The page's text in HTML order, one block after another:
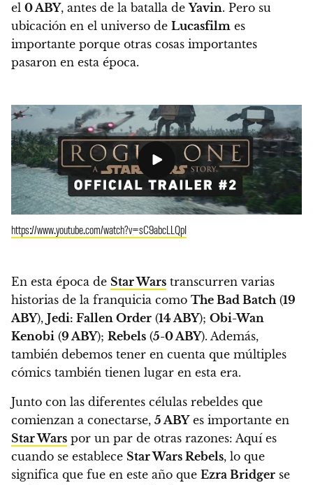
el 0 ABY, antes de la batalla deYavin. Pero su
ubicación en el universo de Lucasfilm es
importante porque otras cosas importantes
pasaron en esta época.
https://www.youtube.com/watch?v=sC9abcLLQpI
En esta época de Star Wars transcurren varias
historias de la franquicia como The Bad Batch(19
ABY), Jedi: Fallen Order (14 ABY); Obi-Wan
Kenobi (9 ABY); Rebels (5-0 ABY). Además,
también debemos tener en cuenta que múltiples
cómics también tienen lugar en esta era.
Junto con las diferentes células rebeldes que
comienzan a conectarse, 5 ABYes importante en
Star Wars por un par de otras razones: Aquí es
cuando se establece Star Wars Rebels, lo que
significa que fue en este año que Ezra Bridger se